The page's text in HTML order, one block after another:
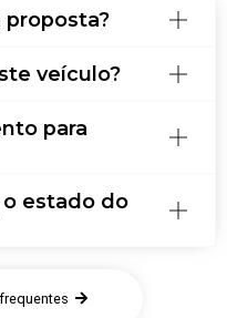
proposta?
veículo?
para
o estado do